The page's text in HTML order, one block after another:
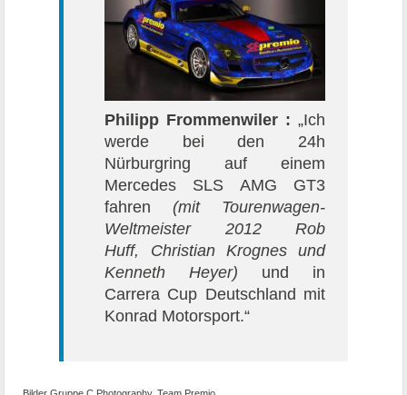
Philipp Frommenwiler : „Ich
werde bei den 24h
Nürburgring auf einem
Mercedes SLS AMG GT3
fahren (mit Tourenwagen-
Weltmeister 2012 Rob
Huff, Christian Krognesund
Kenneth Heyer) und in
Carrera Cup Deutschland mit
Konrad Motorsport.“